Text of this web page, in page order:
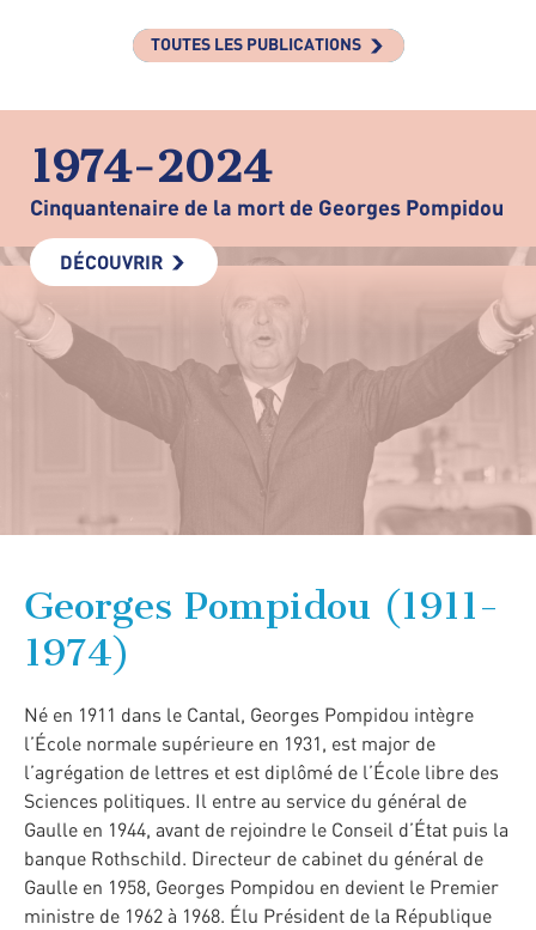
TOUTES LES PUBLICATIONS
1974-2024
Cinquantenaire de la mort de Georges Pompidou
DÉCOUVRIR
Georges Pompidou (1911-
1974)
Né en 1911 dans le Cantal, Georges Pompidou intègre
l’École normale supérieure en 1931, est major de
l’agrégation de lettres et est diplômé de l’École libre des
Sciences politiques. Il entre au service du général de
Gaulle en 1944, avant de rejoindre le Conseil d’État puis la
banque Rothschild. Directeur de cabinet du général de
Gaulle en 1958, Georges Pompidou en devient le Premier
ministre de 1962 à 1968. Élu Président de la République